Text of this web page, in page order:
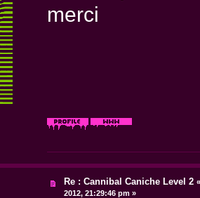
merci
Re : Cannibal Caniche Level 2
2012, 21:29:46 pm »